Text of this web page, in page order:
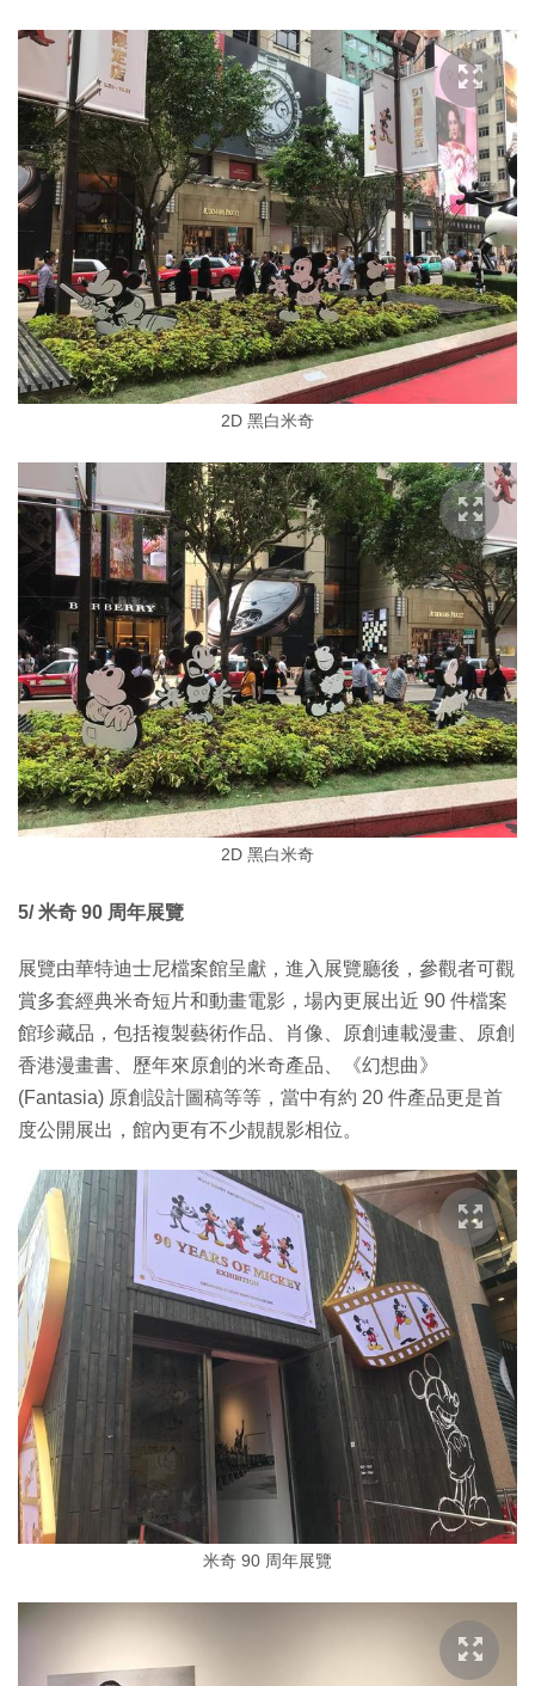
2D 黑白米奇
2D 黑白米奇
5/ 米奇 90 周年展覽
展覽由華特迪士尼檔案館呈獻，進入展覽廳後，參觀者可觀
賞多套經典米奇短片和動畫電影，場內更展出近 90 件檔案
館珍藏品，包括複製藝術作品、肖像、原創連載漫畫、原創
香港漫畫書、歷年來原創的米奇產品、《幻想曲》
(Fantasia) 原創設計圖稿等等，當中有約 20 件產品更是首
度公開展出，館內更有不少靚靚影相位。
米奇 90 周年展覽